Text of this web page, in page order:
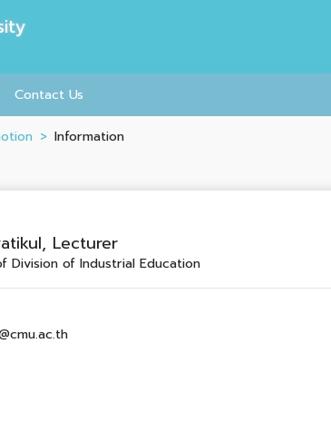
Contact Us
Information
Lecturer
Division of Industrial Education